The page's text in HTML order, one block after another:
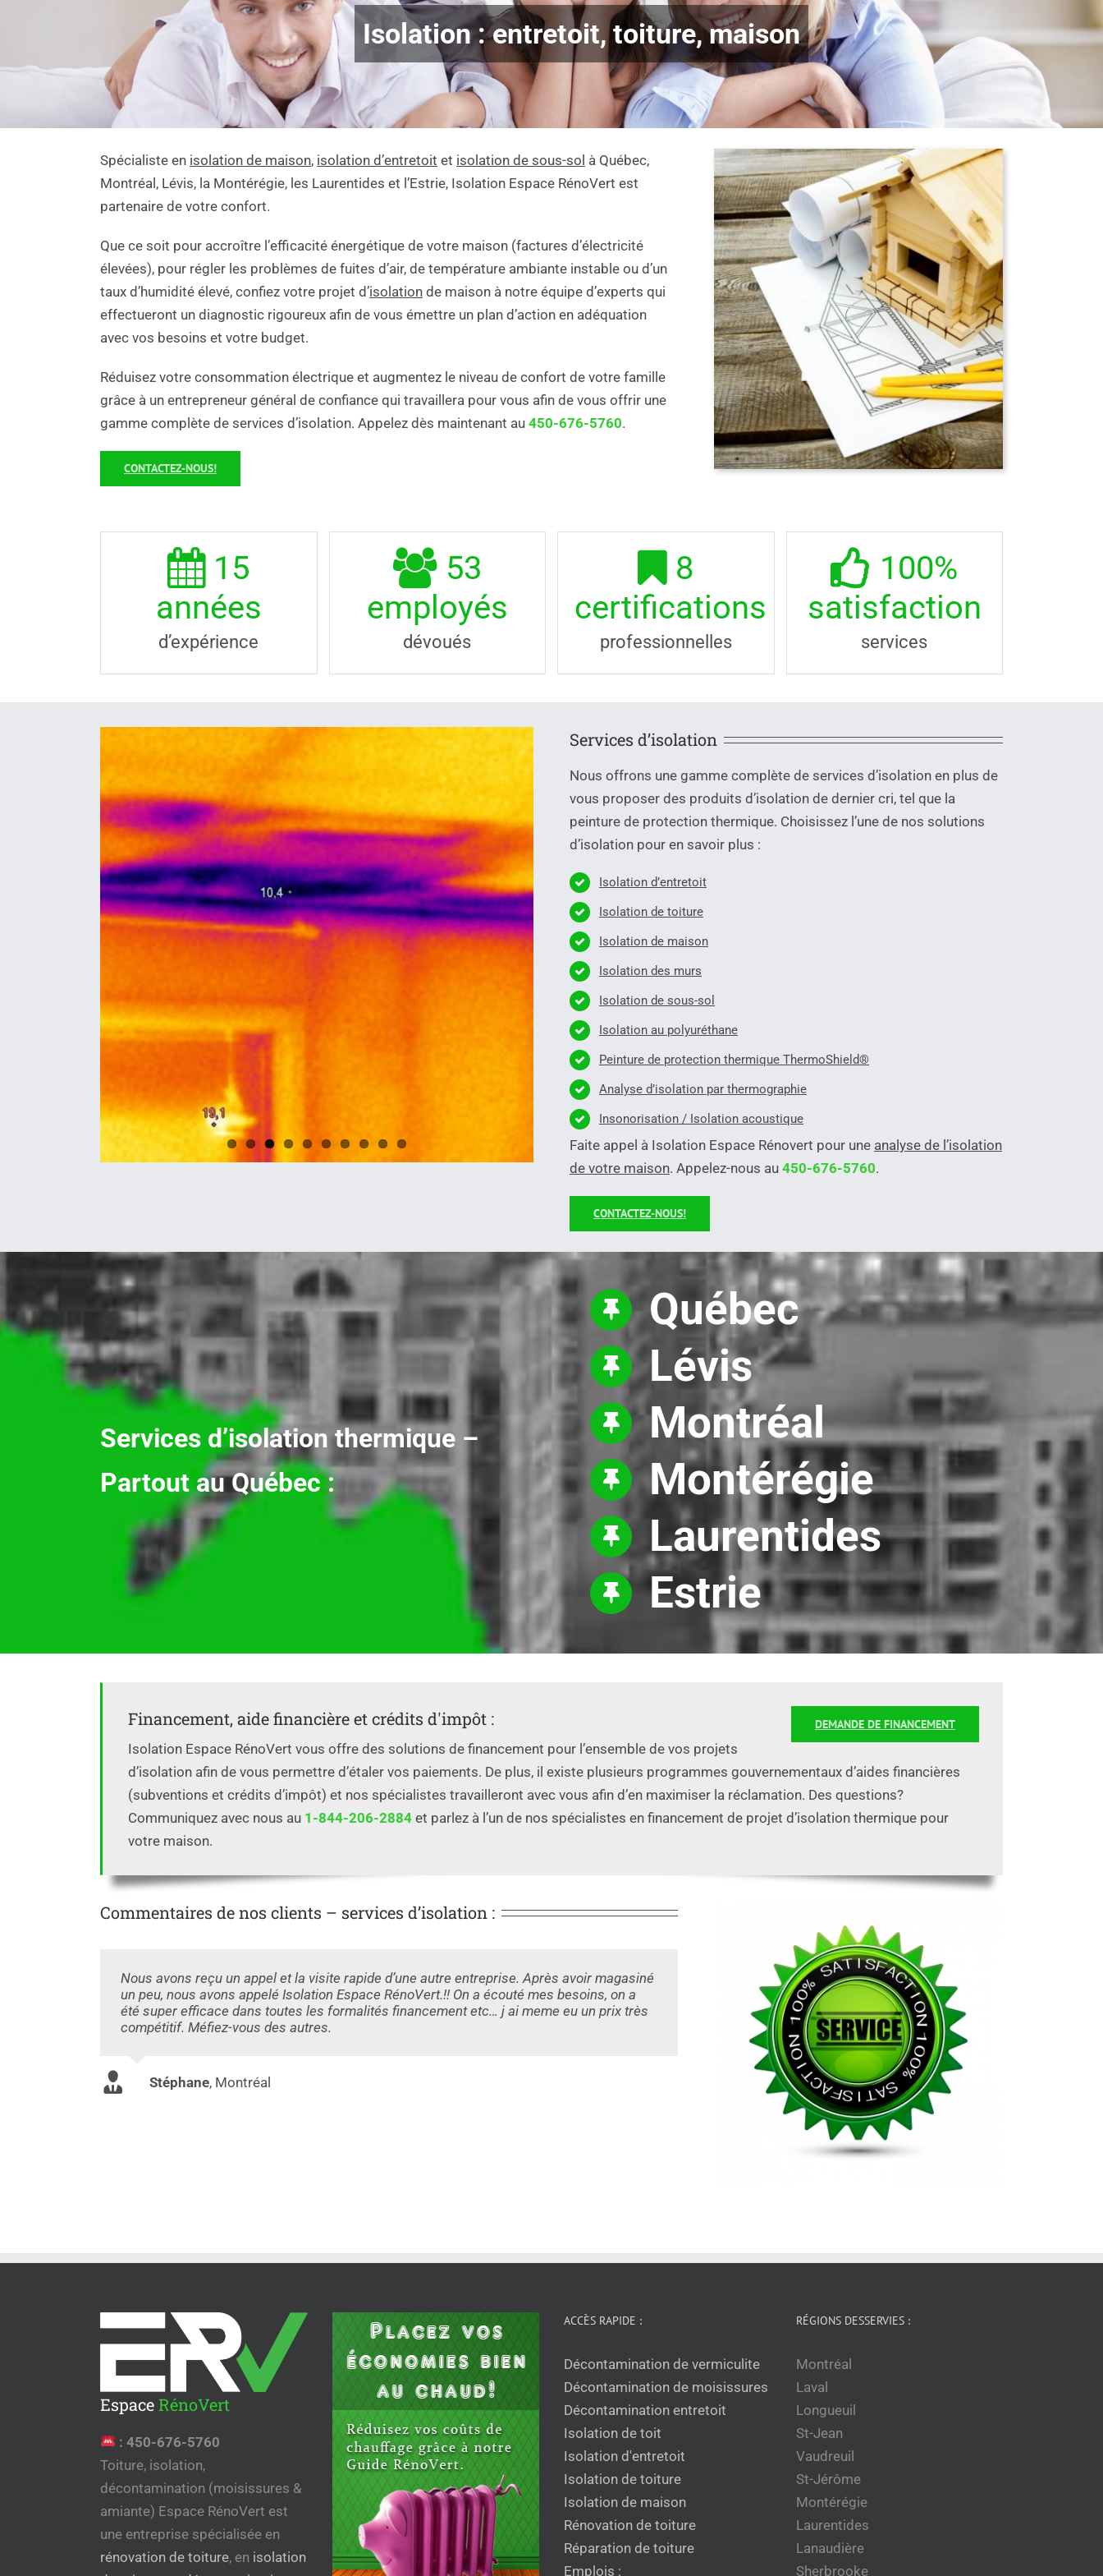
Isolation : entretoit, toiture, maison
Spécialiste en isolation de maison, isolation d’entretoit et isolation de sous-sol à Québec,
Montréal, Lévis, la Montérégie, les Laurentides et l’Estrie, Isolation Espace RénoVert est
partenaire de votre confort.
Que ce soit pour accroître l’efficacité énergétique de votre maison (factures d’électricité
élevées), pour régler les problèmes de fuites d’air, de température ambiante instable ou d’un
taux d’humidité élevé, confiez votre projet d’isolation de maison à notre équipe d’experts qui
effectueront un diagnostic rigoureux afin de vous émettre un plan d’action en adéquation
avec vos besoins et votre budget.
Réduisez votre consommation électrique et augmentez le niveau de confort de votre famille
grâce à un entrepreneur général de confiance qui travaillera pour vous afin de vous offrir une
gamme complète de services d’isolation. Appelez dès maintenant au 450-676-5760.
CONTACTEZ-NOUS!
15
années
d’expérience
53
employés
dévoués
8
certifications
professionnelles
100%
satisfaction
services
Services d’isolation
Nous offrons une gamme complète de services d’isolation en plus de
vous proposer des produits d’isolation de dernier cri, tel que la
peinture de protection thermique. Choisissez l’une de nos solutions
d’isolation pour en savoir plus :
Isolation d’entretoit
Isolation de toiture
Isolation de maison
Isolation des murs
Isolation de sous-sol
Isolation au polyuréthane
Peinture de protection thermique ThermoShield®
Analyse d’isolation par thermographie
Insonorisation / Isolation acoustique
Faite appel à Isolation Espace Rénovert pour une analyse de l’isolation
de votre maison. Appelez-nous au 450-676-5760.
CONTACTEZ-NOUS!
Services d’isolation thermique –
Partout au Québec :
Québec
Lévis
Montréal
Montérégie
Laurentides
Estrie
DEMANDE DE FINANCEMENT
Financement, aide financière et crédits d'impôt :
Isolation Espace RénoVert vous offre des solutions de financement pour l’ensemble de vos projets
d’isolation afin de vous permettre d’étaler vos paiements. De plus, il existe plusieurs programmes gouvernementaux d’aides financières
(subventions et crédits d’impôt) et nos spécialistes travailleront avec vous afin d’en maximiser la réclamation. Des questions?
Communiquez avec nous au 1-844-206-2884 et parlez à l’un de nos spécialistes en financement de projet d’isolation thermique pour
votre maison.
Commentaires de nos clients – services d’isolation :
Nous avons reçu un appel et la visite rapide d’une autre entreprise. Après avoir magasiné
un peu, nous avons appelé Isolation Espace RénoVert.!! On a écouté mes besoins, on a
été super efficace dans toutes les formalités financement etc… j ai meme eu un prix très
compétitif. Méfiez-vous des autres.
Stéphane, Montréal
EspaceRénoVert
:450-676-5760
Toiture, isolation,
décontamination (moisissures &
amiante) Espace RénoVert est
une entreprise spécialisée en
rénovation de toiture, en isolation
ACCÈS RAPIDE :
Décontamination de vermiculite
Décontamination de moisissures
Décontamination entretoit
Isolation de toit
Isolation d'entretoit
Isolation de toiture
Isolation de maison
Rénovation de toiture
Réparation de toiture
Emplois :
RÉGIONS DESSERVIES :
Montréal
Laval
Longueuil
St-Jean
Vaudreuil
St-Jérôme
Montérégie
Laurentides
Lanaudière
Sherbrooke